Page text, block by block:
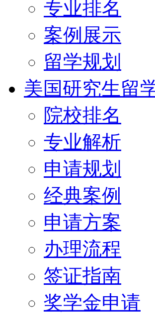
专业排名
案例展示
留学规划
美国研究生留
院校排名
专业解析
申请规划
经典案例
申请方案
办理流程
签证指南
奖学金申请